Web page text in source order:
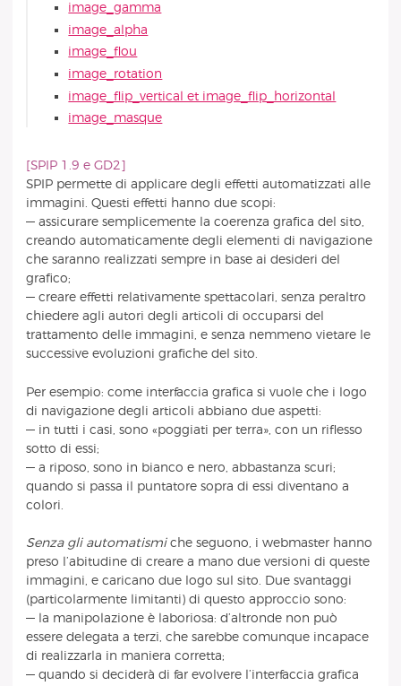
image_gamma
image_alpha
image_flou
image_rotation
image_flip_vertical et image_flip_horizontal
image_masque
[SPIP 1.9 e GD2]
SPIP permette di applicare degli effetti automatizzati alle
immagini. Questi effetti hanno due scopi:
— assicurare semplicemente la coerenza grafica del sito,
creando automaticamente degli elementi di navigazione
che saranno realizzati sempre in base ai desideri del
grafico;
— creare effetti relativamente spettacolari, senza peraltro
chiedere agli autori degli articoli di occuparsi del
trattamento delle immagini, e senza nemmeno vietare le
successive evoluzioni grafiche del sito.
Per esempio: come interfaccia grafica si vuole che i logo
di navigazione degli articoli abbiano due aspetti:
— in tutti i casi, sono «poggiati per terra», con un riflesso
sotto di essi;
— a riposo, sono in bianco e nero, abbastanza scuri;
quando si passa il puntatore sopra di essi diventano a
colori.
Senza gli automatismiche seguono, i webmaster hanno
preso l’abitudine di creare a mano due versioni di queste
immagini, e caricano due logo sul sito. Due svantaggi
(particolarmente limitanti) di questo approccio sono:
— la manipolazione è laboriosa: d’altronde non può
essere delegata a terzi, che sarebbe comunque incapace
di realizzarla in maniera corretta;
— quando si deciderà di far evolvere l’interfaccia grafica